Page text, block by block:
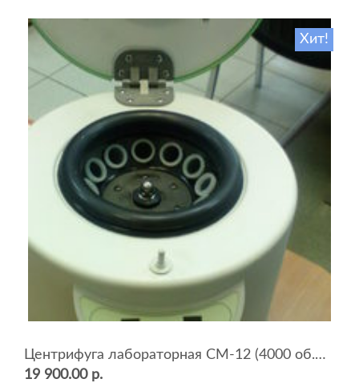
Хит!
Центрифуга лабораторная СМ-12 (4000 об.мин, 12 пробирок)
19 900.00 р.